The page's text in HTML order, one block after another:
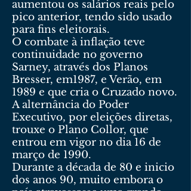
aumentou os salários reais pelo
pico anterior, tendo sido usado
para fins eleitorais.
O combate à inflação teve
continuidade no governo
Sarney, através dos Planos
Bresser, em1987, e Verão, em
1989 e que cria o Cruzado novo.
A alternância do Poder
Executivo, por eleições diretas,
trouxe o Plano Collor, que
entrou em vigor no dia 16 de
março de 1990.
Durante a década de 80 e inicio
dos anos 90, muito embora o